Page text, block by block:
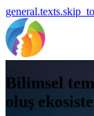
Bilimsel
oluş